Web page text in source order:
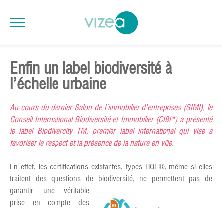
Enfin un label biodiversité à
l’échelle urbaine
Au cours du dernier Salon de l’immobilier d’entreprises (SIMI), le
Conseil International Biodiversité et Immobilier (CIBI*) a présenté
le label Biodivercity TM, premier label international qui vise à
favoriser le respect et la présence de la nature en ville.
En effet, les certifications existantes, types HQE®, même si elles
traitent des questions de biodiversité, ne permettent pas de
garantir une véritable
prise en compte des